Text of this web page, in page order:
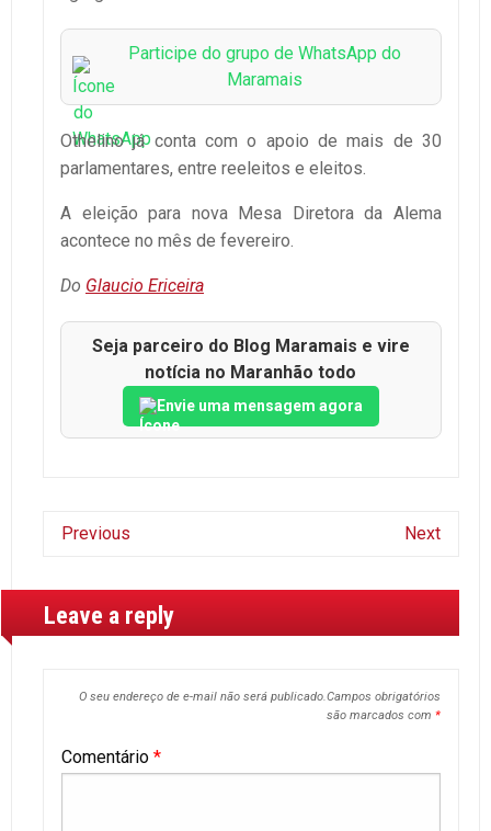
Participe do grupo de WhatsApp do
Maramais
Othelino já conta com o apoio de mais de 30
parlamentares, entre reeleitos e eleitos.
A eleição para nova Mesa Diretora da Alema
acontece no mês de fevereiro.
Do Glaucio Ericeira
Seja parceiro do Blog Maramais e vire
notícia no Maranhão todo
Envie uma mensagem agora
Previous Next
Leave a reply
O seu endereço de e-mail não será publicado.Campos obrigatórios
são marcados com *
Comentário *